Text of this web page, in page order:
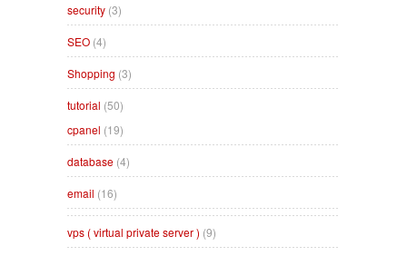
security (3)
SEO (4)
Shopping (3)
tutorial (50)
cpanel (19)
database (4)
email (16)
vps ( virtual private server ) (9)